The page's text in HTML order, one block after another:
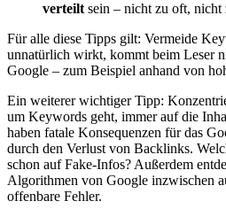
verteilt sein – nicht zu oft, nicht
Für alle diese Tipps gilt: Vermeide
unnatürlich wirkt, kommt beim Leser
Google – zum Beispiel anhand von
Ein weiterer wichtiger Tipp:
um Keywords geht, immer auf die
haben fatale Konsequenzen für das
durch den Verlust von Backlinks.
schon auf Fake-Infos? Außerdem
Algorithmen von Google inzwischen
offenbare Fehler.